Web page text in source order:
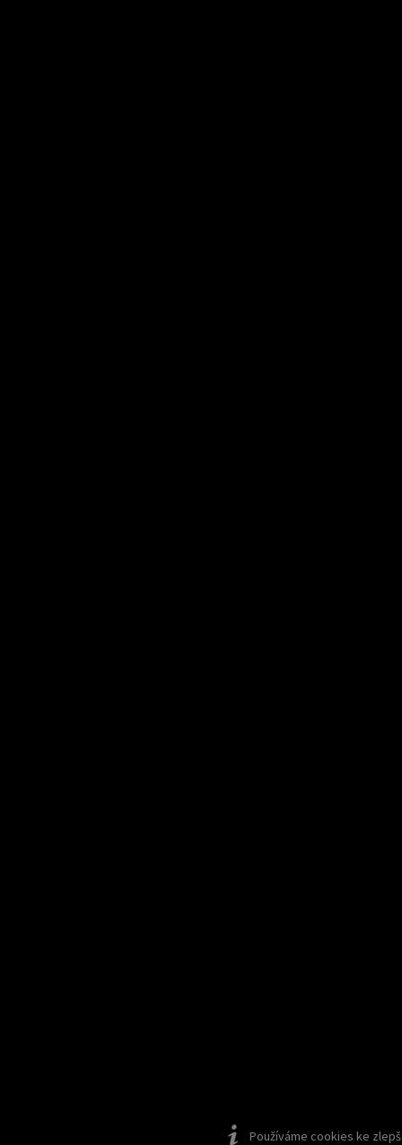
Používáme cookies ke